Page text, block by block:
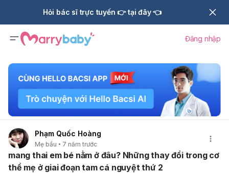
Hỏi bác sĩ trực tuyến 👉 tại đây 👈
Đăng nhập
Phạm Quốc Hoàng
Mẹ bầu 7 năm trước
mang thai em bé nằm ở đâu? Những thay đổi trong cơ
thể mẹ ở giai đoạn tam cá nguyệt thứ 2